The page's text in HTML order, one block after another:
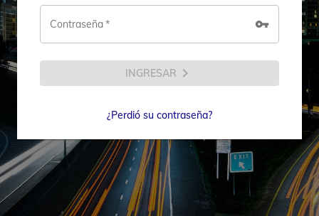
Contraseña* vpn_key
INGRESAR chevron_right
¿Perdió su contraseña?